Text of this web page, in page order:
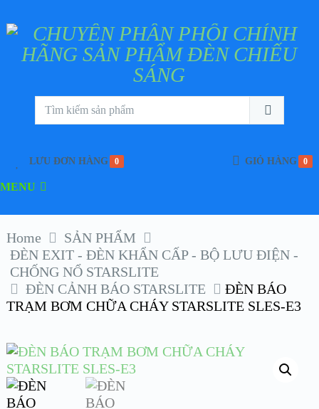
LƯU ĐƠN HÀNG 0 GIỎ HÀNG 0
MENU
Home
SẢN PHẨM
ĐÈN EXIT - ĐÈN KHẨN CẤP - BỘ LƯU ĐIỆN -
CHỐNG NỔ STARSLITE
ĐÈN CẢNH BÁO STARSLITE
ĐÈN BÁO
TRẠM BƠM CHỮA CHÁY STARSLITE SLES-E3